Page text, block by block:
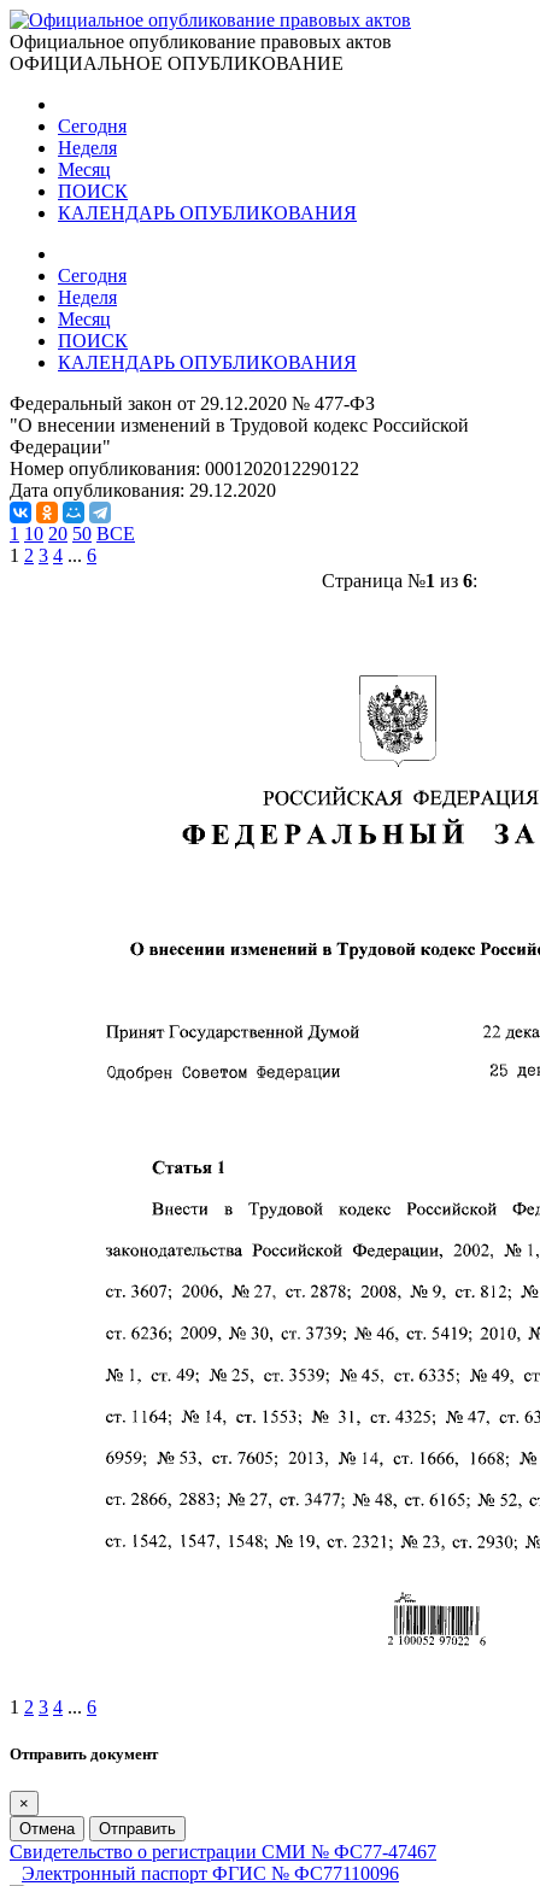
Официальное опубликование правовых актов
ОФИЦИАЛЬНОЕ ОПУБЛИКОВАНИЕ
Сегодня
Неделя
Месяц
ПОИСК
КАЛЕНДАРЬ ОПУБЛИКОВАНИЯ
Сегодня
Неделя
Месяц
ПОИСК
КАЛЕНДАРЬ ОПУБЛИКОВАНИЯ
Федеральный закон от 29.12.2020 № 477-ФЗ
"О внесении изменений в Трудовой кодекс Российской
Федерации"
Номер опубликования: 0001202012290122
Дата опубликования: 29.12.2020
1 10 20 50 ВСЕ
1 2 3 4 ... 6
Страница №1 из 6:
1 2 3 4 ... 6
Отправить документ
×
Отмена
Отправить
Свидетельство о регистрации СМИ № ФС77-47467
Электронный паспорт ФГИС № ФС77110096